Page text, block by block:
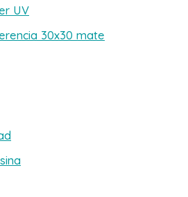
UV
30x30 mate